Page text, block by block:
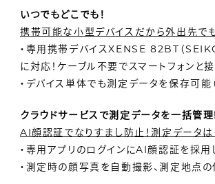
いつでもどこでも！
携帯可能な小型デバイスだから外出先で
・専用携帯デバイスXENSE 82BT（
に対応！ケーブル不要でスマートフォンと
・デバイス単体でも測定データを保存可能
クラウドサービスで測定データを一括管理!
AI顔認証でなりすまし防止！測定データ
・専用アプリのログインにAI顔認証を採用
・測定時の顔写真を自動撮影、測定地点